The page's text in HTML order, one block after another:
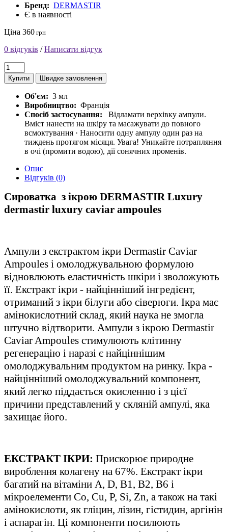
Бренд: DERMASTIR
Є в наявності
Ціна 360 грн
0 відгуків /Написати відгук
Купити Швидке замовлення
Об'єм: 3 мл
Виробництво: Франція
Спосіб застосування:
Відламати верхівку ампули.
Вміст нанести на шкіру та масажувати до повного
всмоктування · Наносити одну ампулу один раз на
тиждень протягом місяця. Увага! Уникайте потрапляння
в очі (промити водою), дії сонячних променів.
Опис
Відгуків (0)
Сироватка з ікрою DERMASTIR Luxury
dermastir luxury caviar ampoules
Ампули з екстрактом ікри Dermastir Caviar
Ampoules і омолоджувальною формулою
відновлюють еластичність шкіри і зволожують
її. Екстракт ікри - найцінніший інгредієнт,
отриманий з ікри білуги або сіверюги. Ікра має
амінокислотний склад, який наука не змогла
штучно відтворити. Ампули з ікрою Dermastir
Caviar Ampoules стимулюють клітинну
регенерацію і наразі є найціннішим
омолоджувальним продуктом на ринку. Ікра -
найцінніший омолоджувальний компонент,
який легко піддається окисленню і з цієї
причини представлений у скляній ампулі, яка
захищає його.
ЕКСТРАКТ ІКРИ: Прискорює природне
вироблення колагену на 67%. Екстракт ікри
багатий на вітаміни A, D, B1, B2, B6 і
мікроелементи Co, Cu, P, Si, Zn, а також на такі
амінокислоти, як гліцин, лізин, гістидин, аргінін
і аспарагін. Ці компоненти посилюють